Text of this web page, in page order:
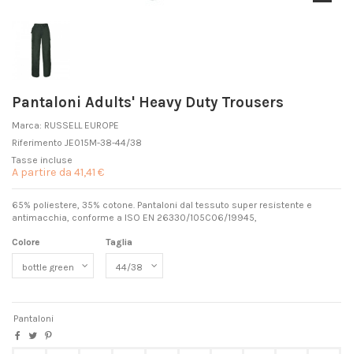
Pantaloni Adults' Heavy Duty Trousers
Marca: RUSSELL EUROPE
Riferimento JE015M-38-44/38
Tasse incluse
A partire da 41,41 €
65% poliestere, 35% cotone. Pantaloni dal tessuto super resistente e
antimacchia, conforme a ISO EN 26330/105C06/19945,
Colore Taglia
Pantaloni